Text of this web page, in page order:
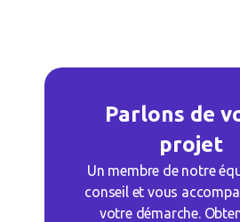
Parlons de
projet
Un membre de notre
conseil et vous
votre démarche.